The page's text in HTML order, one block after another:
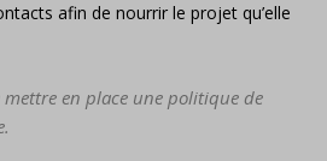
afin de nourrir le projet qu’elle
mettre en place une politique de